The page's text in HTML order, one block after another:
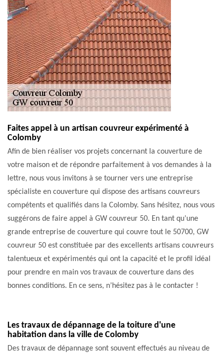
Faites appel à un artisan couvreur expérimenté à
Colomby
Afin de bien réaliser vos projets concernant la couverture de
votre maison et de répondre parfaitement à vos demandes à la
lettre, nous vous invitons à se tourner vers une entreprise
spécialiste en couverture qui dispose des artisans couvreurs
compétents et qualifiés dans la Colomby. Sans hésitez, nous vous
suggérons de faire appel à GW couvreur 50. En tant qu’une
grande entreprise de couverture qui couvre tout le 50700, GW
couvreur 50 est constituée par des excellents artisans couvreurs
talentueux et expérimentés qui ont la capacité et le profil idéal
pour prendre en main vos travaux de couverture dans des
bonnes conditions. En ce sens, n’hésitez pas à le contacter !
Les travaux de dépannage de la toiture d'une
habitation dans la ville de Colomby
Des travaux de dépannage sont souvent effectués au niveau de